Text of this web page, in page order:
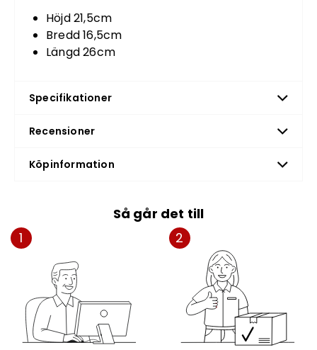
Höjd 21,5cm
Bredd 16,5cm
Längd 26cm
Specifikationer
Recensioner
Köpinformation
Så går det till
1
2